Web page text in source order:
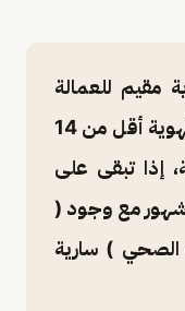
مقيم للعمالة
المنزلية في حال كانت صلاحية الهوية أقل من 14
إذا تبقى على
هوية مقيم أقل من 6 شهور مع وجود (
الصحي ) سارية